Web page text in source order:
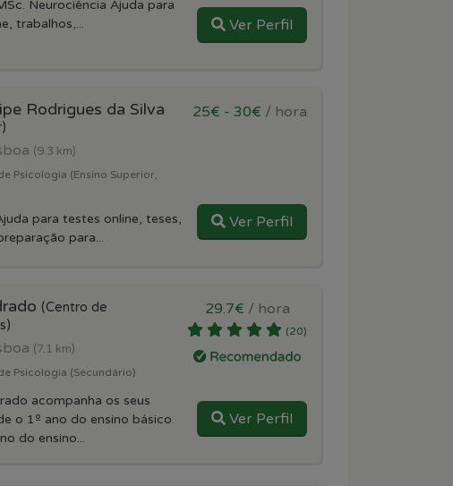
Neurociência Ajuda para
trabalhos,...
Ver Perfil
Rodrigues da Silva
(9.3 km)
Psicologia (Ensino Superior,
para testes online, teses,
para...
25€ - 30€ / hora
Ver Perfil
(Centro de
(7.1 km)
Psicologia (Secundário)
acompanha os seus
o 1º ano do ensino básico
do ensino...
29.7€ / hora
(20)
Ver Perfil